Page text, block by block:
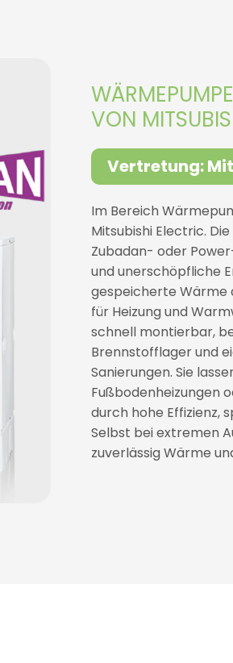
VON
Vertretung:
Im Bereich
Mitsubishi Electric.
Zubadan- oder
und unerschöpfliche
gespeicherte Wärme
für Heizung und
schnell montierbar,
Brennstofflager und
Sanierungen. Sie
Fußbodenheizungen
durch hohe Effizienz,
Selbst bei extremen
zuverlässig Wärme